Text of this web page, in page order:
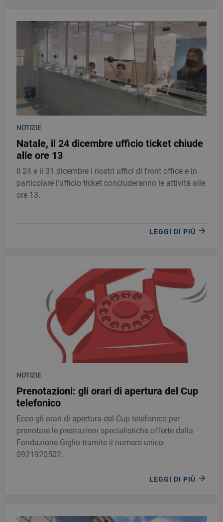
NOTIZIE
Natale, il 24 dicembre ufficio ticket chiude
alle ore 13
Il 24 e il 31 dicembre i nostri uffici di front office e in
particolare l’ufficio ticket concluderanno le attività alle
ore 13.
LEGGI DI PIÙ
NOTIZIE
Prenotazioni: gli orari di apertura del Cup
telefonico
Ecco gli orari di apertura del Cup telefonico per
prenotare le prestazioni specialistiche offerte dalla
Fondazione Giglio tramite il numero unico
0921920502.
LEGGI DI PIÙ